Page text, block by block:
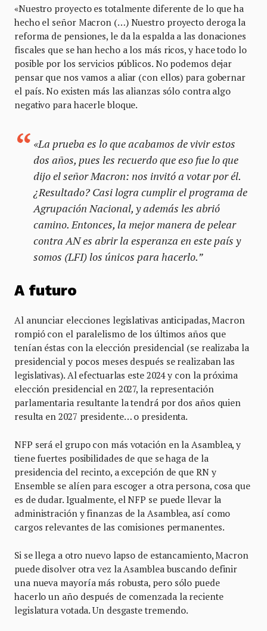
«Nuestro proyecto es totalmente diferente de lo que ha
hecho el señor Macron (…) Nuestro proyecto deroga la
reforma de pensiones, le da la espalda a las donaciones
fiscales que se han hecho a los más ricos, y hace todo lo
posible por los servicios públicos. No podemos dejar
pensar que nos vamos a aliar (con ellos) para gobernar
el país. No existen más las alianzas sólo contra algo
negativo para hacerle bloque.
«La prueba es lo que acabamos de vivir estos
dos años, pues les recuerdo que eso fue lo que
dijo el señor Macron: nos invitó a votar por él.
¿Resultado? Casi logra cumplir el programa de
Agrupación Nacional, y además les abrió
camino. Entonces, la mejor manera de pelear
contra AN es abrir la esperanza en este país y
somos (LFI) los únicos para hacerlo.”
A futuro
Al anunciar elecciones legislativas anticipadas, Macron
rompió con el paralelismo de los últimos años que
tenían éstas con la elección presidencial (se realizaba la
presidencial y pocos meses después se realizaban las
legislativas). Al efectuarlas este 2024 y con la próxima
elección presidencial en 2027, la representación
parlamentaria resultante la tendrá por dos años quien
resulta en 2027 presidente… o presidenta.
NFP será el grupo con más votación en la Asamblea, y
tiene fuertes posibilidades de que se haga de la
presidencia del recinto, a excepción de que RN y
Ensemble se alíen para escoger a otra persona, cosa que
es de dudar. Igualmente, el NFP se puede llevar la
administración y finanzas de la Asamblea, así como
cargos relevantes de las comisiones permanentes.
Si se llega a otro nuevo lapso de estancamiento, Macron
puede disolver otra vez la Asamblea buscando definir
una nueva mayoría más robusta, pero sólo puede
hacerlo un año después de comenzada la reciente
legislatura votada. Un desgaste tremendo.